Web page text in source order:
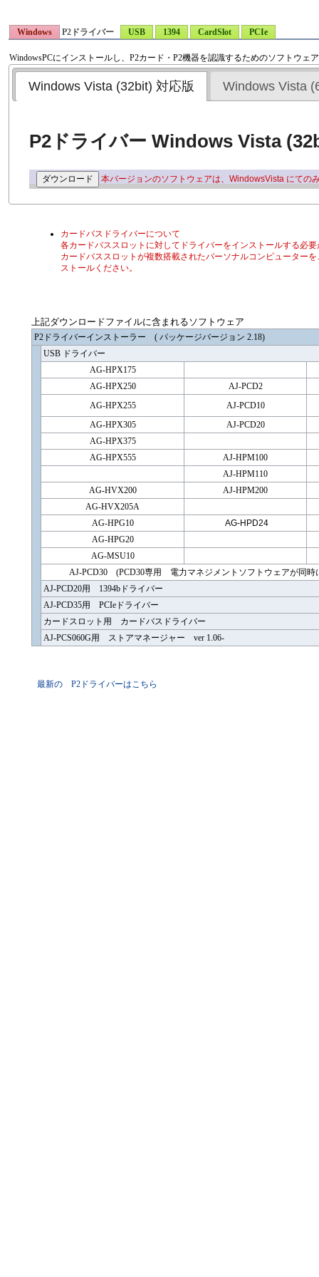
Windows P2ドライバー USB 1394 CardSlot PCIe
WindowsPCにインストールし、P2カード・P2機器を認識するためのソフトウェ
Windows Vista (32bit) 対応版 Windows Vista
P2ドライバー Windows Vista
本バージョンのソフトウェアは、WindowsVista にての
カードバスドライバーについて
各カードバススロットに対してドライバーをインストールする必
カードバススロットが複数搭載されたパーソナルコンピューター
ストールください。
上記ダウンロードファイルに含まれるソフトウェア
P2ドライバーインストーラー ( パッケージバージョン 2.18)
USB ドライバー
AG-HPX175
AG-HPX250
AJ-PCD2
AG-HPX255
AJ-PCD10
AG-HPX305
AJ-PCD20
AG-HPX375
AG-HPX555
AJ-HPM100
AJ-HPM110
AG-HVX200
AJ-HPM200
AG-HVX205A
AG-HPG10
AG-HPD24
AG-HPG20
AG-MSU10
AJ-PCD30 (PCD30専用 電力マネジメントソフトウェアが同時
AJ-PCD20用 1394bドライバー
AJ-PCD35用 PCIeドライバー
カードスロット用 カードバスドライバー
AJ-PCS060G用 ストアマネージャー ver 1.06-
最新の P2ドライバーはこちら